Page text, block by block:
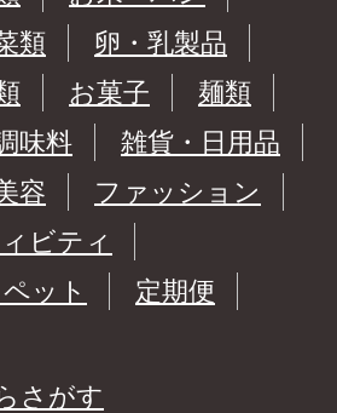
類
卵・乳製品
お菓子
麺類
味料
雑貨・日用品
容
ファッション
ビティ
ット
定期便
さがす